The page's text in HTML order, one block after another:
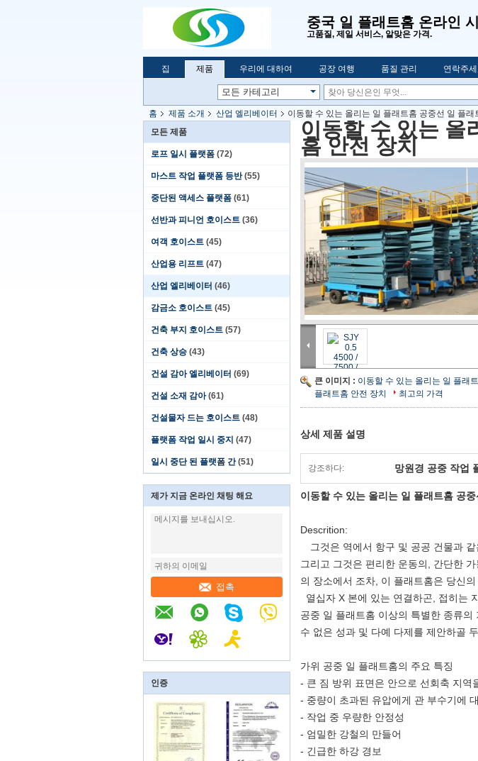
중국 일 플래트홈 온라인
고품질, 제일 서비스, 알맞은 가격.
집 제품 우리에 대하여 공장 여행 품질 관리 연락주
홈 제품 소개 산업 엘리베이터
이동할 수 있는 올리는 일 플래트홈 공중선 일 플래
모든 제품
로프 일시 플랫폼 (72)
마스트 작업 플랫폼 등반 (55)
중단된 액세스 플랫폼 (61)
선반과 피니언 호이스트 (36)
여객 호이스트 (45)
산업용 리프트 (47)
산업 엘리베이터 (46)
감금소 호이스트 (45)
건축 부지 호이스트 (57)
건축 상승 (43)
건설 감아 엘리베이터 (69)
건설 소재 감아 (61)
건설물자 드는 호이스트 (48)
플랫폼 작업 일시 중지 (47)
일시 중단 된 플랫폼 간 (51)
제가 지금 온라인 채팅 해요
접촉
인증
이동할 수 있는 올
홈 안전 장치
큰 이미지 : 이동할 수 있는 올리는 일 플래
플래트홈 안전 장치
최고의 가격
상세 제품 설명
강조하다: 망원경 공중 작업
이동할 수 있는 올리는 일 플래트홈 공
Descrition:
그것은 역에서 항구 및 공공 건물과 같
그리고 그것은 편리한 운동의, 간단한
의 장소에서 조차, 이 플래트홈은 당신
열십자 X 본에 있는 연결하곤, 접히는
공중 일 플래트홈 이상의 특별한 종류
수 없은 성과 및 다예 다제를 제안하골
가위 공중 일 플래트홈의 주요 특징
- 큰 짐 방위 표면은 안으로 선회축 지역
- 중량이 초과된 유압에게 관 부수기에
- 작업 중 우량한 안정성
- 엄밀한 강철의 만들어
- 긴급한 하강 경보